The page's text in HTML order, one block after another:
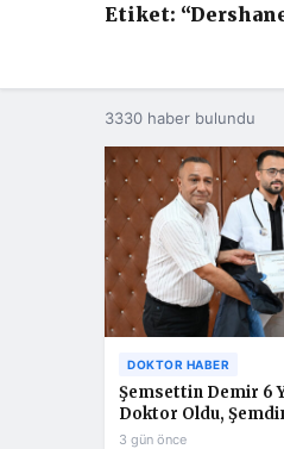
Etiket:
3330 haber bulundu
DOKTOR HABER
Şemsettin Demir 6
Doktor Oldu,
3 gün önce